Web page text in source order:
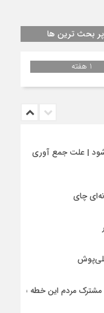
پر بحث ترین ها
1 هفته
شود | علت جمع آوری
چای
مردم این خطه با